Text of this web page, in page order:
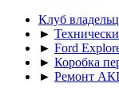
Клуб
►
► Ford
► Коробка
► Ремонт